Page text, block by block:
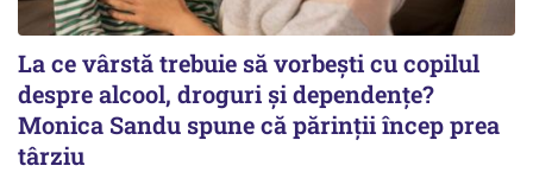
La ce vârstă trebuie să vorbești cu copilul
despre alcool, droguri și dependențe?
Monica Sandu spune că părinții încep prea
târziu